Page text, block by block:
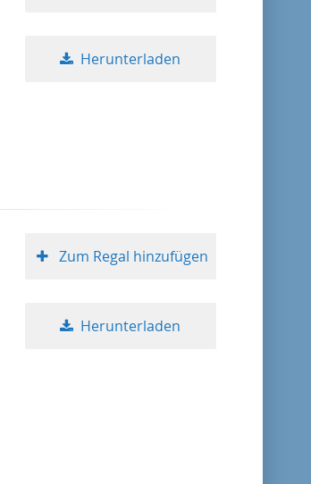
Herunterladen
Zum Regal hinzufügen
Herunterladen